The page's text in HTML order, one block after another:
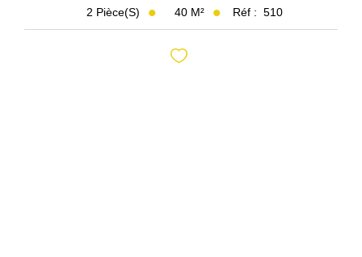
2 Pièce(s) 40 M² Réf : 510